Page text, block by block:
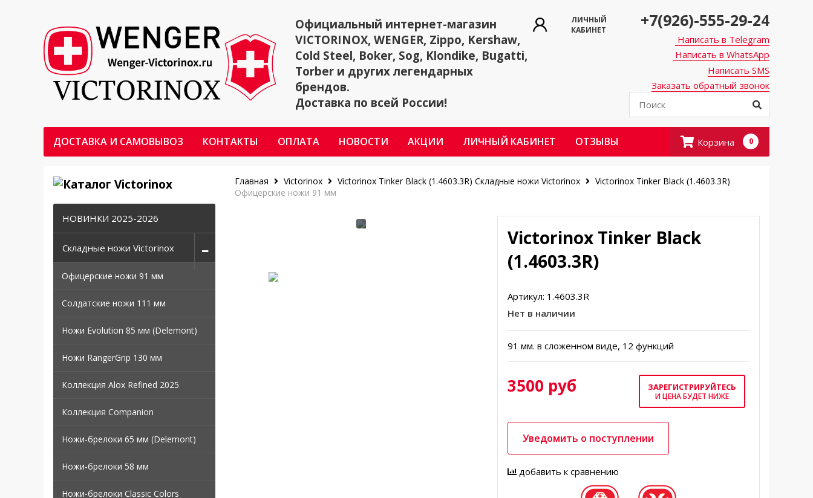
Официальный интернет-магазин
VICTORINOX, WENGER, Zippo, Kershaw,
Cold Steel, Boker, Sog, Klondike, Bugatti,
Torber и других легендарных
брендов.
Доставка по всей России!
ЛИЧНЫЙ
КАБИНЕТ
+7(926)-555-29-24
Написать в Telegram
Написать в WhatsApp
Написать SMS
Заказать обратный звонок
ДОСТАВКА И САМОВЫВОЗ КОНТАКТЫ ОПЛАТА НОВОСТИ АКЦИИ ЛИЧНЫЙ КАБИНЕТ ОТЗЫВЫ Корзина 0
НОВИНКИ 2025-2026
Складные ножи Victorinox
Офицерские ножи 91 мм
Солдатские ножи 111 мм
Ножи Evolution 85 мм (Delemont)
Ножи RangerGrip 130 мм
Коллекция Alox Refined 2025
Коллекция Companion
Ножи-брелоки 65 мм (Delemont)
Ножи-брелоки 58 мм
Ножи-брелоки Classic Colors
Главная Victorinox Victorinox Tinker Black (1.4603.3R) Складные ножи Victorinox
Victorinox Tinker Black (1.4603.3R)
Офицерские ножи 91 мм
Victorinox Tinker Black
(1.4603.3R)
Артикул: 1.4603.3R
Нет в наличии
91 мм. в сложенном виде, 12 функций
3500 руб ЗАРЕГИСТРИРУЙТЕСЬ
И ЦЕНА БУДЕТ НИЖЕ
Уведомить о поступлении
добавить к сравнению